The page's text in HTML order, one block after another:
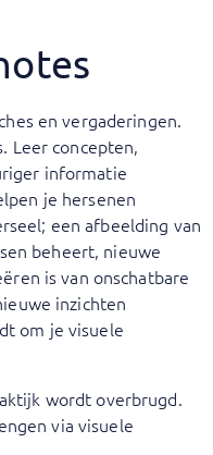
en vergaderingen.
Leer concepten,
informatie
je hersenen
een afbeelding van
beheert, nieuwe
is van onschatbare
inzichten
om je visuele
wordt overbrugd.
via visuele